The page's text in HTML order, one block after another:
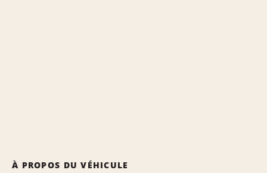
À PROPOS DU VÉHICULE